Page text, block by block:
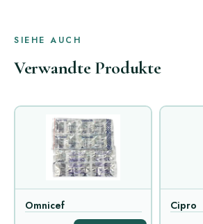
SIEHE AUCH
Verwandte Produkte
Omnicef Cipro